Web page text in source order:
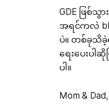
GDE ဖြ
အရင်ကလဲ
ပဲ။ တစ်ခုသိခဲ့
ရေးပေးပါ
ပါ။
Mom &